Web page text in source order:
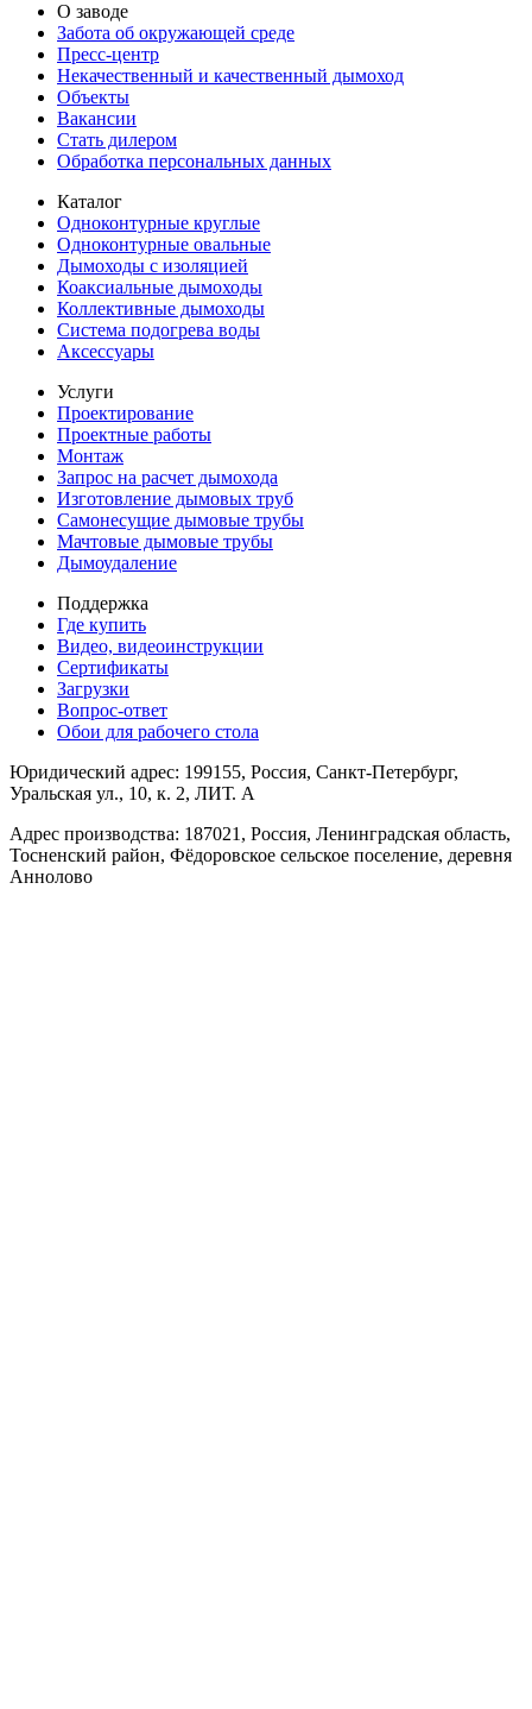
О заводе
Забота об окружающей среде
Пресс-центр
Некачественный и качественный дымоход
Объекты
Вакансии
Стать дилером
Обработка персональных данных
Каталог
Одноконтурные круглые
Одноконтурные овальные
Дымоходы с изоляцией
Коаксиальные дымоходы
Коллективные дымоходы
Система подогрева воды
Аксессуары
Услуги
Проектирование
Проектные работы
Монтаж
Запрос на расчет дымохода
Изготовление дымовых труб
Самонесущие дымовые трубы
Мачтовые дымовые трубы
Дымоудаление
Поддержка
Где купить
Видео, видеоинструкции
Сертификаты
Загрузки
Вопрос-ответ
Обои для рабочего стола
Юридический адрес: 199155, Россия, Санкт-Петербург,
Уральская ул., 10, к. 2, ЛИТ. А
Адрес производства: 187021, Россия, Ленинградская область,
Тосненский район, Фёдоровское сельское поселение, деревня
Аннолово